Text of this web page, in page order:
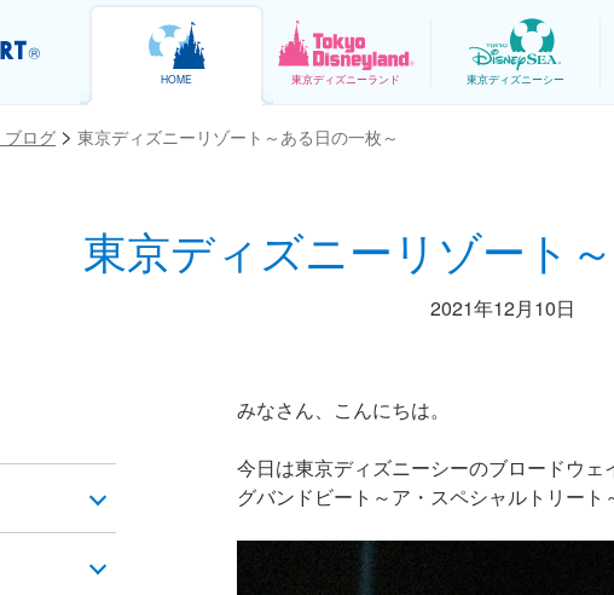
HOME 東京ディズニーランド 東京ディズニーシー
ログ 東京ディズニーリゾート～ある日の一枚～
東京ディズニーリゾート
お気に入り
2021年12月10日
みなさん、こんにちは。
今日は東京ディズニーシーのブロードウ
グバンドビート～ア・スペシャルトリート